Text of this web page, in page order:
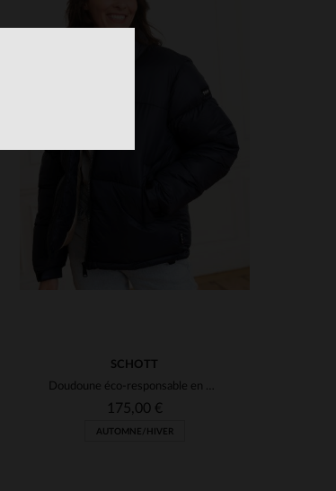
SCHOTT
Doudoune éco-responsable en nylon recyclé bleu marine
175,00 €
AUTOMNE/HIVER